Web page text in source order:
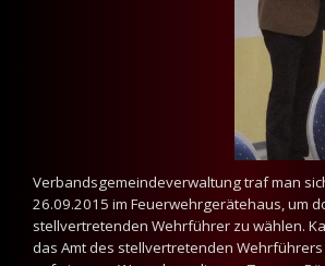
Verbandsgemeindeverwaltung traf man
26.09.2015 im Feuerwehrgerätehaus, um
stellvertretenden Wehrführer zu wählen.
das Amt des stellvertretenden